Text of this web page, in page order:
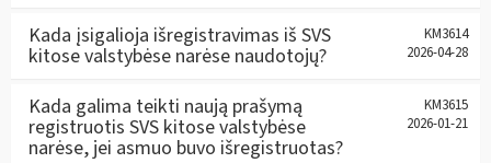
Kada įsigalioja išregistravimas iš SVS
kitose valstybėse narėse naudotojų?
KM3614
2026-04-28
Kada galima teikti naują prašymą
registruotis SVS kitose valstybėse
narėse, jei asmuo buvo išregistruotas?
KM3615
2026-01-21